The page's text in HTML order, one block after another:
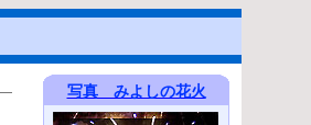
写真 みよしの花火